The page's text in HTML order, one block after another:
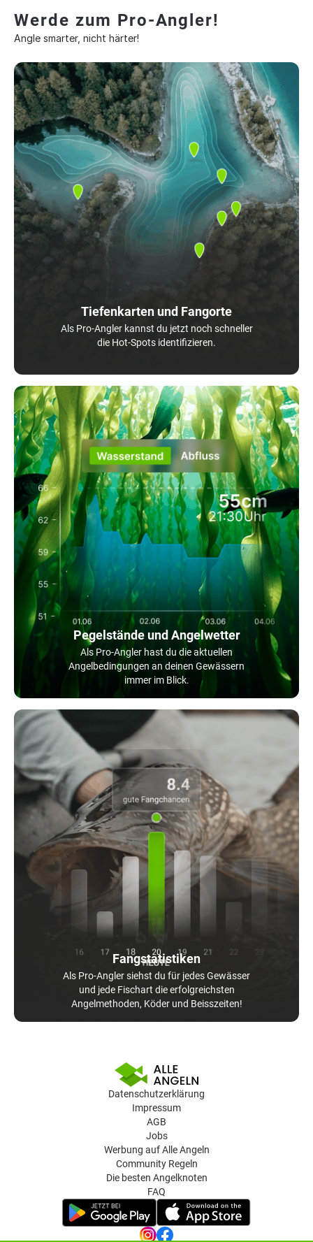
Werde zum Pro-Angler!
Angle smarter, nicht härter!
Tiefenkarten und Fangorte
Als Pro-Angler kannst du jetzt noch schneller
die Hot-Spots identifizieren.
Pegelstände und Angelwetter
Als Pro-Angler hast du die aktuellen
Angelbedingungen an deinen Gewässern
immer im Blick.
Fangstatistiken
Als Pro-Angler siehst du für jedes Gewässer
und jede Fischart die erfolgreichsten
Angelmethoden, Köder und Beisszeiten!
Datenschutzerklärung
Impressum
AGB
Jobs
Werbung auf Alle Angeln
Community Regeln
Die besten Angelknoten
FAQ